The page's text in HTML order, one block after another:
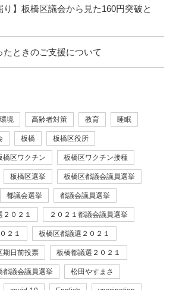
り】板橋区議会から見た160円突破と
たときのご支援について
環境 高齢者対策 教育 睡眠
板橋 板橋区役所
橋区ワクチン 板橋区ワクチン接種
板橋区選挙 板橋区都議会議員選挙
都議会選挙 都議会議員選挙
２０２１ ２０２１都議会議員選挙
２１ 板橋区都議選２０２１
期日前投票 板橋都議選２０２１
都議会議員選挙 松田やすまさ